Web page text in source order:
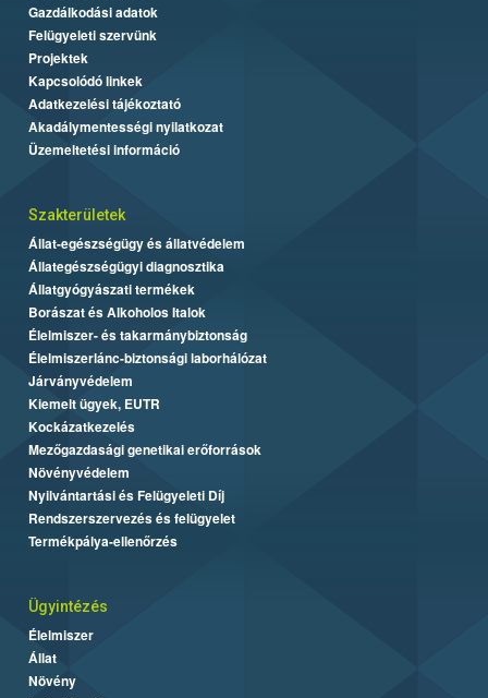
Gazdálkodási adatok
Felügyeleti szervünk
Projektek
Kapcsolódó linkek
Adatkezelési tájékoztató
Akadálymentességi nyilatkozat
Üzemeltetési információ
Szakterületek
Állat-egészségügy és állatvédelem
Állategészségügyi diagnosztika
Állatgyógyászati termékek
Borászat és Alkoholos Italok
Élelmiszer- és takarmánybiztonság
Élelmiszerlánc-biztonsági laborhálózat
Járványvédelem
Kiemelt ügyek, EUTR
Kockázatkezelés
Mezőgazdasági genetikai erőforrások
Növényvédelem
Nyilvántartási és Felügyeleti Díj
Rendszerszervezés és felügyelet
Termékpálya-ellenőrzés
Ügyintézés
Élelmiszer
Állat
Növény